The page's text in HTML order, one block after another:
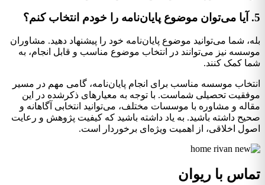
5. آیا می‌توان موضوع پایان‌نامه را خودم انتخاب کنم؟
بله، شما می‌توانید موضوع پایان‌نامه خود را پیشنهاد دهید. مشاوران
موسسه نیز می‌توانند در انتخاب موضوع مناسب و قابل انجام، به
شما کمک کنند.
انتخاب موسسه مناسب برای انجام پایان‌نامه، گامی مهم در مسیر
موفقیت تحصیلی شماست. با توجه به معیارهای ذکرشده در این
مقاله و مشاوره با موسسات مختلف، می‌توانید انتخابی آگاهانه و
صحیح داشته باشید. به یاد داشته باشید که کیفیت پژوهش و رعایت
اصول اخلاقی، از اهمیت ویژه‌ای برخوردار است.
تماس با ریوان